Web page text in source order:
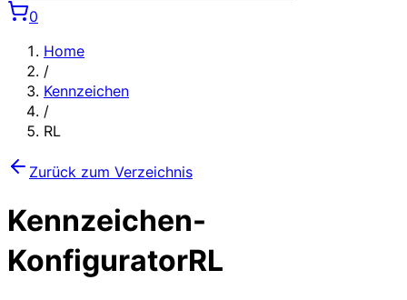
0
Home
/
Kennzeichen
/
RL
Zurück zum Verzeichnis
Kennzeichen-
KonfiguratorRL